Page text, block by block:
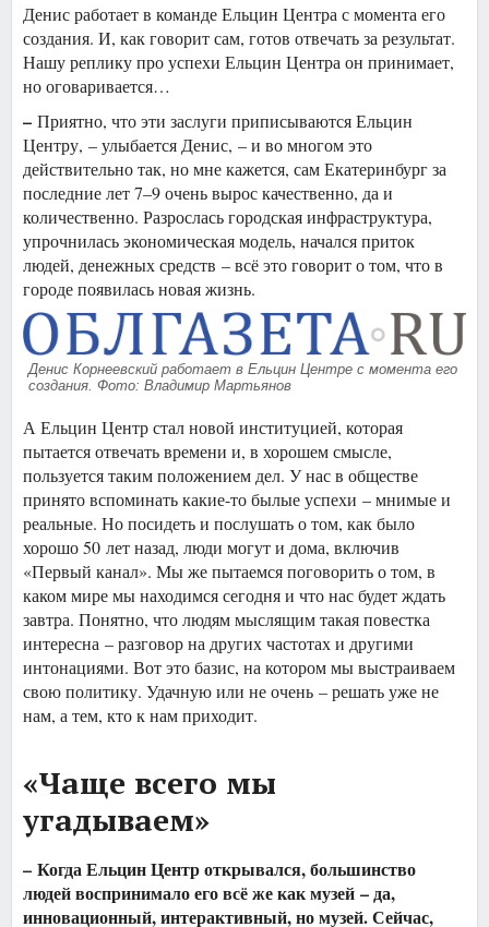
Денис работает в команде Ельцин Центра с момента его
создания. И, как говорит сам, готов отвечать за результат.
Нашу реплику про успехи Ельцин Центра он принимает,
но оговаривается…
– Приятно, что эти заслуги приписываются Ельцин
Центру, – улыбается Денис, – и во многом это
действительно так, но мне кажется, сам Екатеринбург за
последние лет 7–9 очень вырос качественно, да и
количественно. Разрослась городская инфраструктура,
упрочнилась экономическая модель, начался приток
людей, денежных средств – всё это говорит о том, что в
городе появилась новая жизнь.
Денис Корнеевский работает в Ельцин Центре с момента его
создания. Фото: Владимир Мартьянов
А Ельцин Центр стал новой институцией, которая
пытается отвечать времени и, в хорошем смысле,
пользуется таким положением дел. У нас в обществе
принято вспоминать какие-то былые успехи – мнимые и
реальные. Но посидеть и послушать о том, как было
хорошо 50 лет назад, люди могут и дома, включив
«Первый канал». Мы же пытаемся поговорить о том, в
каком мире мы находимся сегодня и что нас будет ждать
завтра. Понятно, что людям мыслящим такая повестка
интересна – разговор на других частотах и другими
интонациями. Вот это базис, на котором мы выстраиваем
свою политику. Удачную или не очень – решать уже не
нам, а тем, кто к нам приходит.
«Чаще всего мы
угадываем»
– Когда Ельцин Центр открывался, большинство
людей воспринимало его всё же как музей – да,
инновационный, интерактивный, но музей. Сейчас,